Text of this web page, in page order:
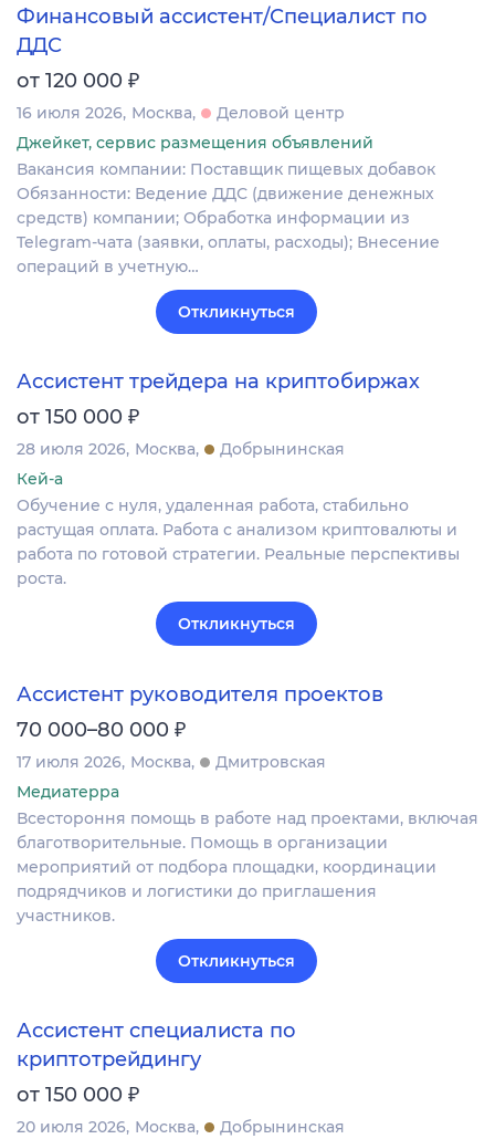
Финансовый ассистент/Специалист по
ДДС
от 120 000 ₽
16 июля 2026 Москва
Деловой центр
Джейкет, сервис размещения объявлений
Вакансия компании: Поставщик пищевых добавок
Обязанности: Ведение ДДС (движение денежных
средств) компании; Обработка информации из
Telegram-чата (заявки, оплаты, расходы); Внесение
операций в учетную…
Откликнуться
Ассистент трейдера на криптобиржах
от 150 000 ₽
28 июля 2026 Москва
Добрынинская
Кей-а
Обучение с нуля, удаленная работа, стабильно
растущая оплата. Работа с анализом криптовалюты и
работа по готовой стратегии. Реальные перспективы
роста.
Откликнуться
Ассистент руководителя проектов
70 000–80 000 ₽
17 июля 2026 Москва
Дмитровская
Медиатерра
Всестороння помощь в работе над проектами, включая
благотворительные. Помощь в организации
мероприятий от подбора площадки, координации
подрядчиков и логистики до приглашения
участников.
Откликнуться
Ассистент специалиста по
криптотрейдингу
от 150 000 ₽
20 июля 2026 Москва
Добрынинская